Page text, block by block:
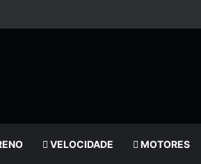
VELOCIDADE MOTORES